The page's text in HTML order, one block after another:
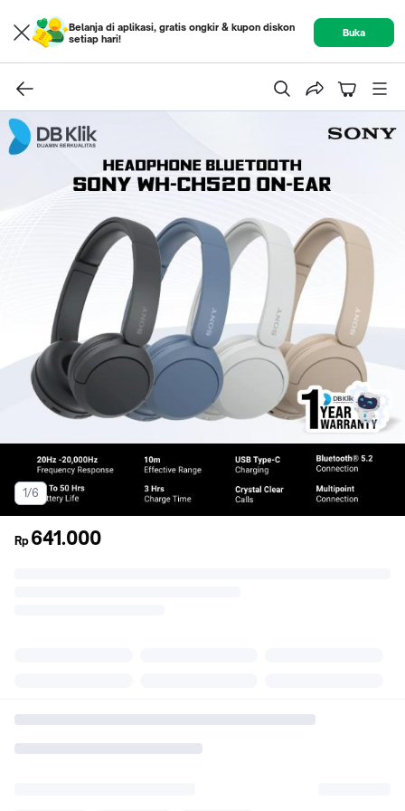
Belanja di aplikasi, gratis ongkir & kupon diskon
setiap hari!
Buka
1/6
Rp 641.000